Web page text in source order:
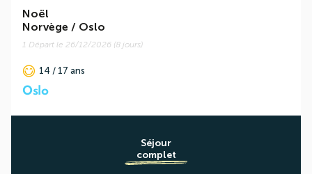
Noël
Norvège / Oslo
Oslo
1 Départ le 26/12/2026 (8 jours)
14 / 17 ans
Séjour
complet